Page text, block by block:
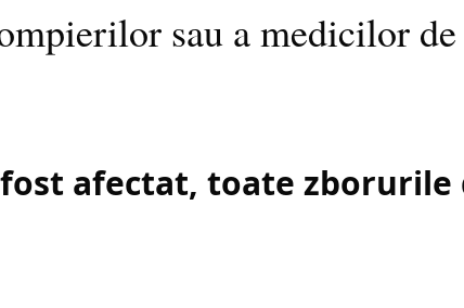
sau a medicilor
afectat, toate zborurile